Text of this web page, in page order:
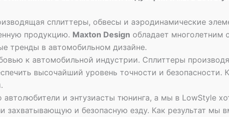
сплиттеры, обвесы и аэродинамические
продукцию. Maxton Design обладает многолетним
тренды в автомобильном дизайне.
к автомобильной индустрии. Сплиттеры
высочайший уровень точности и
и энтузиасты тюнинга, а мы в LowStyle
захватывающую и безопасную езду. Как результат мы